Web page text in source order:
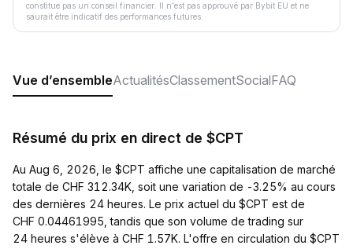
constitue pas un conseil financier. Il n'est pas approuvé par Bybit EU et ne
saurait être indicatif des performances futures.
Vue d’ensembleActualitésClassementSocialFAQ
Résumé du prix en direct de $CPT
Au Aug 6, 2026, le $CPT affiche une capitalisation de marché
totale de CHF 312.34K, soit une variation de -3.25% au cours
des dernières 24 heures. Le prix actuel du $CPT est de
CHF 0.04461995, tandis que son volume de trading sur
24 heures s'élève à CHF 1.57K. L'offre en circulation du $CPT